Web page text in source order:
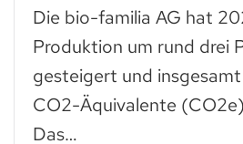
Die bio-familia AG hat
Produktion um rund drei
gesteigert und
CO2-Äquivalente
Das…